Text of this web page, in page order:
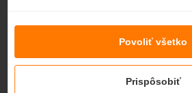
Rixos Al Mairid Ras Al
ALL INCLUSIVE KRÁSNA PLÁŽ
Prispôsobiť
Povoliť všetko